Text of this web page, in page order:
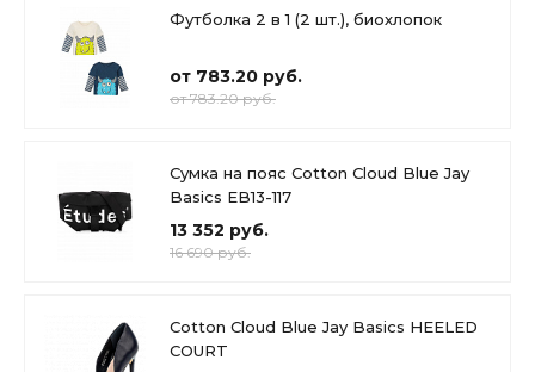
Футболка 2 в 1 (2 шт.), биохлопок
от 783.20 руб.
от 783.20 руб.
Сумка на пояс Cotton Cloud Blue Jay
Basics EB13-117
13 352 руб.
16 690 руб.
Cotton Cloud Blue Jay Basics HEELED
COURT